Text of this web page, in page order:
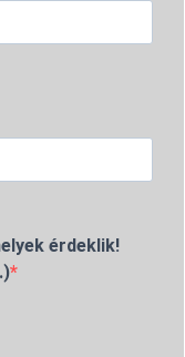
érdeklik!